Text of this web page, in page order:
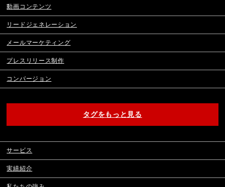
動画コンテンツ
リードジェネレーション
メールマーケティング
プレスリリース制作
コンバージョン
タグをもっと見る
サービス
実績紹介